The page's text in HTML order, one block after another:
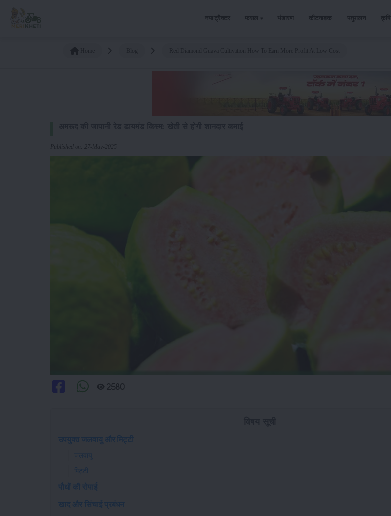
नया ट्रैक्टर फसल भंडारण कीटनाशक पशुपालन
Published on: 27-May-2025
2580
उपयुक्त जलवायु और मिट्टी
जलवायु
मिट्टी
पौधों की रोपाई
खाद और सिंचाई प्रबंधन